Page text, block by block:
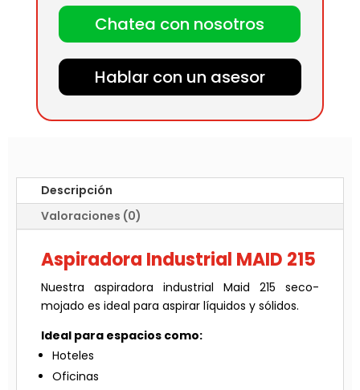
Chatea con nosotros
Hablar con un asesor
Descripción
Valoraciones (0)
Aspiradora Industrial MAID 215
Nuestra aspiradora industrial Maid 215 seco-
mojado es ideal para aspirar líquidos y sólidos.
Ideal para espacios como:
Hoteles
Oficinas